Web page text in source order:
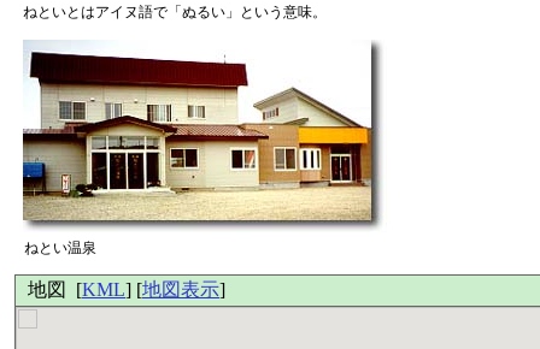
ねといとはアイヌ語で「ぬるい」という意味。
ねとい温泉
地図 [KML] [地図表示]